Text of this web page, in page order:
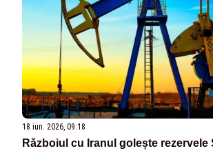
18 iun. 2026, 09:18
Războiul cu Iranul golește rezervele